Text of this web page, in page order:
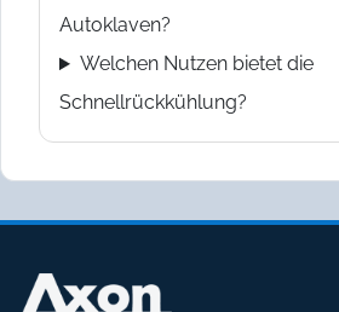
Autoklaven?
Welchen Nutzen bietet die
Schnellrückkühlung?